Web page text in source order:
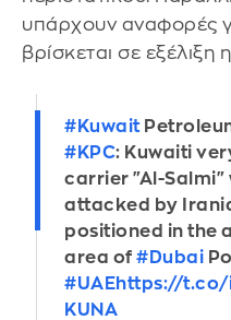
υπάρχουν αναφορές
βρίσκεται σε εξέλιξη
#Kuwait
#KPC: Kuwaiti
carrier "Al-Salmi"
attacked by
positioned in the
area of#Dubai
#UAEhttps://t.co/
KUNA